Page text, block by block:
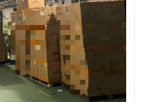
深圳国际快递电话
深圳国际快递